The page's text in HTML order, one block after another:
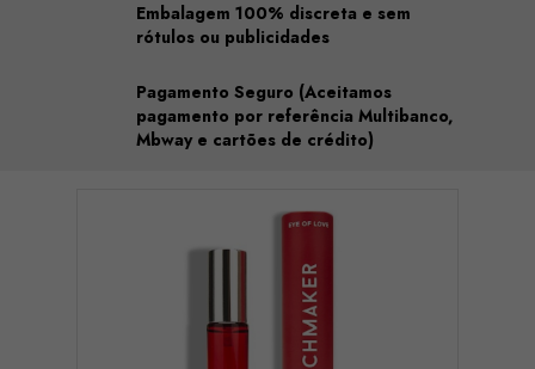
Embalagem 100% discreta e sem
rótulos ou publicidades
Pagamento Seguro (Aceitamos
pagamento por referência Multibanco,
Mbway e cartões de crédito)